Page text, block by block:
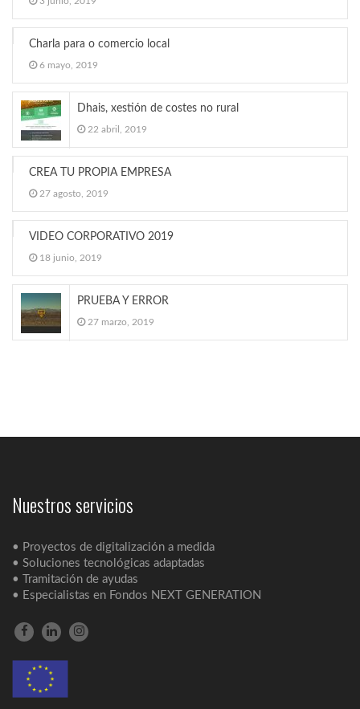
Charla para o comercio local
6 mayo, 2019
Dhais, xestión de costes no rural
22 abril, 2019
CREA TU PROPIA EMPRESA
27 agosto, 2019
VIDEO CORPORATIVO 2019
18 junio, 2019
PRUEBA Y ERROR
27 marzo, 2019
Nuestros servicios
• Proyectos de digitalización a medida
• Soluciones tecnológicas adaptadas
• Tramitación de ayudas
• Especialistas en Fondos NEXT GENERATION